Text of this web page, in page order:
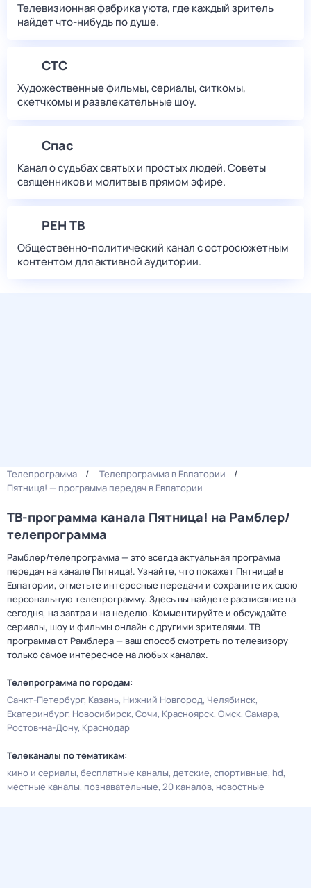
Телевизионная фабрика уюта, где каждый зритель
найдет что‑нибудь по душе.
СТС
Художественные фильмы, сериалы, ситкомы,
скетчкомы и развлекательные шоу.
Спас
Канал о судьбах святых и простых людей. Советы
священников и молитвы в прямом эфире.
РЕН ТВ
Общественно-политический канал с остросюжетным
контентом для активной аудитории.
Телепрограмма
Телепрограмма в Евпатории
Пятница! — программа передач в Евпатории
ТВ-программа канала Пятница! на Рамблер/
телепрограмма
Рамблер/телепрограмма — это всегда актуальная программа
передач на канале Пятница!. Узнайте, что покажет Пятница! в
Евпатории, отметьте интересные передачи и сохраните их свою
персональную телепрограмму. Здесь вы найдете расписание на
сегодня, на завтра и на неделю. Комментируйте и обсуждайте
сериалы, шоу и фильмы онлайн с другими зрителями. ТВ
программа от Рамблера — ваш способ смотреть по телевизору
только самое интересное на любых каналах.
Телепрограмма по городам:
Санкт-Петербург Казань Нижний Новгород Челябинск
Екатеринбург Новосибирск Сочи Красноярск Омск Самара
Ростов-на-Дону Краснодар
Телеканалы по тематикам:
кино и сериалы бесплатные каналы детские спортивные hd
местные каналы познавательные 20 каналов новостные